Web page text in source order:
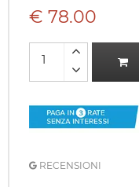
€ 78.00
RECENSIONI